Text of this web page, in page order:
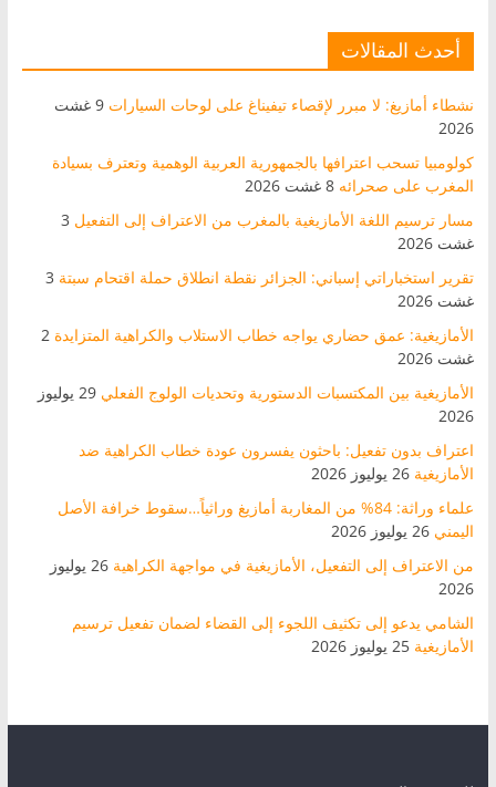
أحدث المقالات
نشطاء أمازيغ: لا مبرر لإقصاء تيفيناغ على لوحات السيارات
9 غشت
2026
كولومبيا تسحب اعترافها بالجمهورية العربية الوهمية وتعترف بسيادة
المغرب على صحرائه 8 غشت 2026
مسار ترسيم اللغة الأمازيغية بالمغرب من الاعتراف إلى التفعيل 3
غشت 2026
تقرير استخباراتي إسباني: الجزائر نقطة انطلاق حملة اقتحام سبتة 3
غشت 2026
الأمازيغية: عمق حضاري يواجه خطاب الاستلاب والكراهية المتزايدة 2
غشت 2026
الأمازيغية بين المكتسبات الدستورية وتحديات الولوج الفعلي
29 يوليوز
2026
اعتراف بدون تفعيل: باحثون يفسرون عودة خطاب الكراهية ضد
الأمازيغية 26 يوليوز 2026
علماء وراثة: 84% من المغاربة أمازيغ وراثياً…سقوط خرافة الأصل
اليمني 26 يوليوز 2026
من الاعتراف إلى التفعيل، الأمازيغية في مواجهة الكراهية
26 يوليوز
2026
الشامي يدعو إلى تكثيف اللجوء إلى القضاء لضمان تفعيل ترسيم
الأمازيغية 25 يوليوز 2026